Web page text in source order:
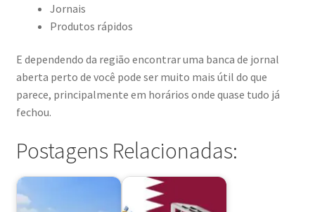
Jornais
Produtos rápidos
E dependendo da região encontrar uma banca de jornal
aberta perto de você pode ser muito mais útil do que
parece, principalmente em horários onde quase tudo já
fechou.
Postagens Relacionadas: